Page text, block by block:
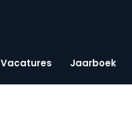
Vacatures Jaarboek